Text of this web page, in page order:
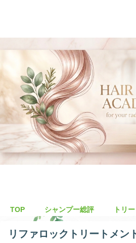
TOP シャンプー総評 トリ
リファロックトリートメン